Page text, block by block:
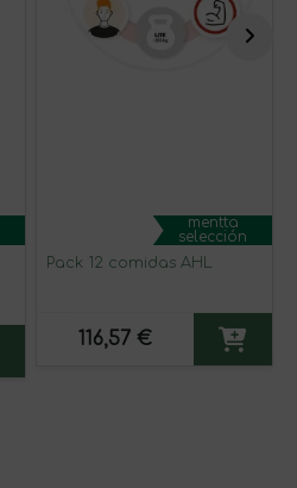
mentta
selección
Pack 12 comidas AHL
116,57 €